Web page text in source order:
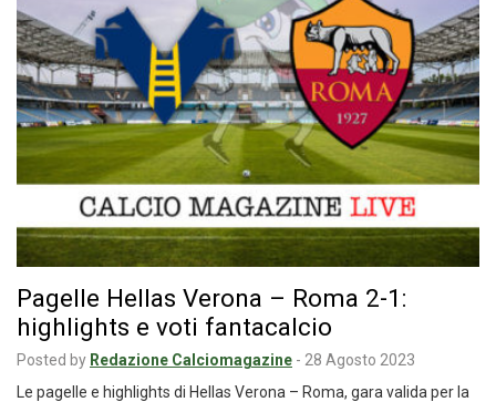
Pagelle Hellas Verona – Roma 2-1:
highlights e voti fantacalcio
Posted by Redazione Calciomagazine - 28 Agosto 2023
Le pagelle e highlights di Hellas Verona – Roma, gara valida per la